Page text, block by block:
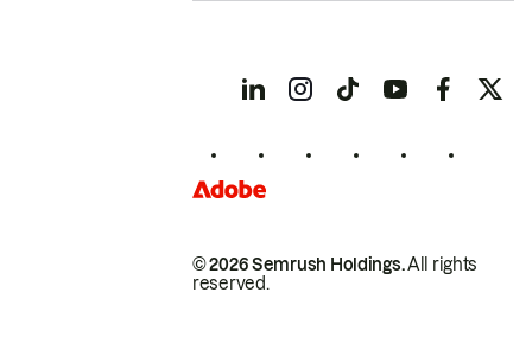
© 2026 Semrush Holdings.All rights
reserved.